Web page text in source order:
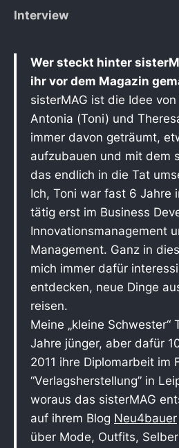
Interview
Wer steckt hinter
ihr vor dem Magazin
sisterMAG ist die Idee
Antonia (Toni) und
immer davon geträumt,
aufzubauen und mit dem
das endlich in die Tat
Ich, Toni war fast 6 Jahre
tätig erst im Business
Innovationsmanagement
Management. Ganz in
mich immer dafür
entdecken, neue Dinge
reisen.
Meine „kleine Schwester“
Jahre jünger, aber dafür
2011 ihre Diplomarbeit im
“Verlagsherstellung” in
woraus das sisterMAG
auf ihrem Blog Neu4bauer
über Mode, Outfits,